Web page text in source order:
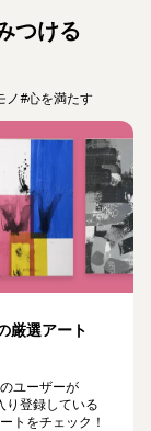
つける
ノ#心を満たす
厳選アート
ユーザーが
り登録している
トをチェック！